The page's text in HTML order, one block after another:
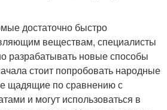
достаточно быстро
веществам, специалисты
разрабатывать новые способы
стоит попробовать народные
щадящие по сравнению с
и могут использоваться в